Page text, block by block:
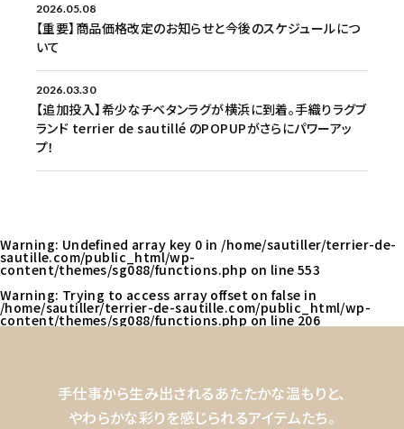
2026.05.08
【重要】商品価格改定のお知らせと今後のスケジュールにつ
いて
2026.03.30
【追加投入】希少なチベタンラグが横浜に到着。手織りラグブ
ランド terrier de sautillé のPOPUPがさらにパワーアッ
プ！
Warning: Undefined array key 0 in /home/sautiller/terrier-de-
sautille.com/public_html/wp-
content/themes/sg088/functions.php on line553
Warning: Trying to access array offset on false in
/home/sautiller/terrier-de-sautille.com/public_html/wp-
content/themes/sg088/functions.php on line 206
手仕事から生み出されるあたたかな温もりと、
やわらかな彩りを感じられるアイテムたち。